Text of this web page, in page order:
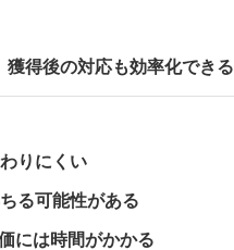
得後の対応も効率化できる
りにくい
る可能性がある
には時間がかかる